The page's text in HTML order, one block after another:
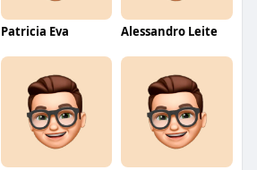
Patricia Eva Alessandro Leite